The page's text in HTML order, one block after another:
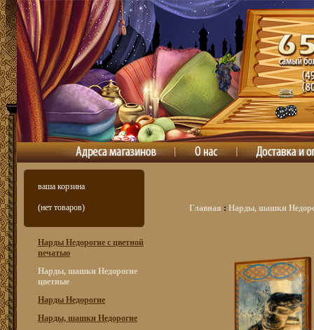
ваша корзина
(нет товаров)
Нарды Недорогие с цветной
печатью
Нарды, шашки Недорогие
цветные
Нарды Недорогие
Нарды, шашки Недорогие
Главная : Нарды, шашки